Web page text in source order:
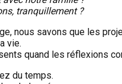
tranquillement ?
nous savons que les
vie.
quand les réflexions
du temps.